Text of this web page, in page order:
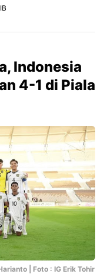
Indonesia
4-1 di Piala
| Foto : IG Erik Tohir